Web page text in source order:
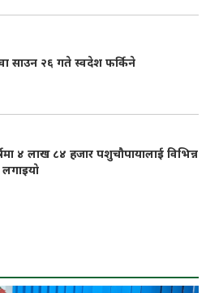
साउन २६ गते स्वदेश फर्किने
४ लाख ८४ हजार पशुचौपायालाई विभिन्न